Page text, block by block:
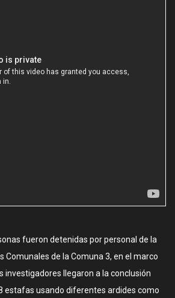
fueron detenidas por personal de la
Comunales de la Comuna 3, en el marco
investigadores llegaron a la conclusión
estafas usando diferentes ardides como